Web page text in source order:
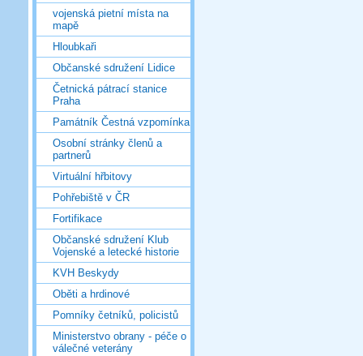
vojenská pietní místa na
mapě
Hloubkaři
Občanské sdružení Lidice
Četnická pátrací stanice
Praha
Památník Čestná vzpomínka
Osobní stránky členů a
partnerů
Virtuální hřbitovy
Pohřebiště v ČR
Fortifikace
Občanské sdružení Klub
Vojenské a letecké historie
KVH Beskydy
Oběti a hrdinové
Pomníky četníků, policistů
Ministerstvo obrany - péče o
válečné veterány